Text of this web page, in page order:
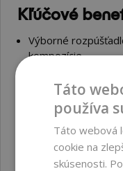
Kľúčové
Výborné
kompozície
Stabilizuje vône a
produktoch
Zvlhčujúci účinok –
pokožky
Zlepšuje
produktov
Táto
používa
Táto webová
cookie na
skúsenosti.